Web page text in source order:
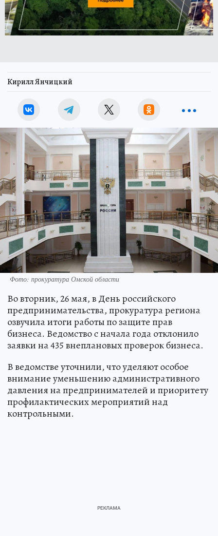
Кирилл Янчицкий
Фото: прокуратура Омской области
Во вторник, 26 мая, в День российского
предпринимательства, прокуратура региона
озвучила итоги работы по защите прав
бизнеса. Ведомство с начала года отклонило
заявки на 435 внеплановых проверок бизнеса.
В ведомстве уточнили, что уделяют особое
внимание уменьшению административного
давления на предпринимателей и приоритету
профилактических мероприятий над
контрольными.